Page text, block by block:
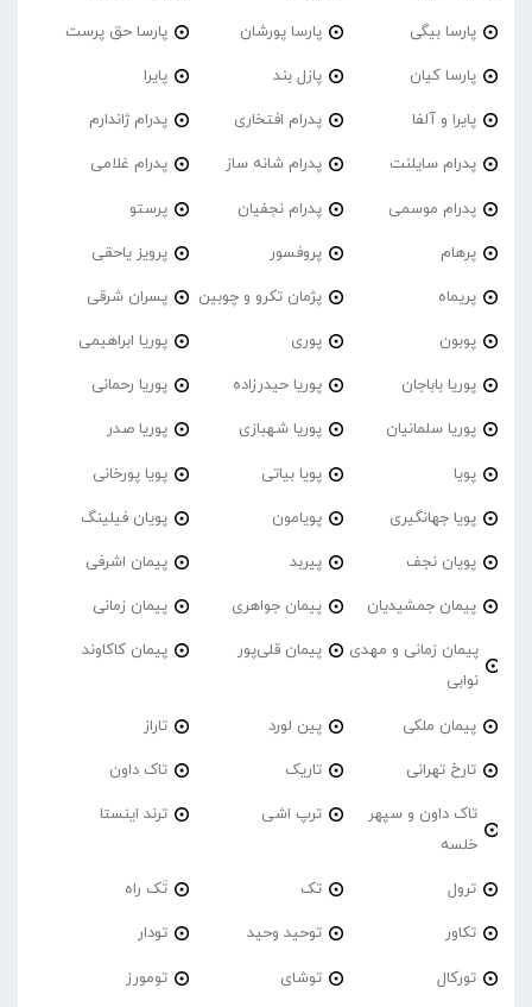
پارسا بیگی پارسا پورشان پارسا حق پرست
پارسا کیان پازل بند پایرا
پایرا و آلفا پدرام افتخاری پدرام ژاندارم
پدرام‌ سایلنت پدرام شانه ساز پدرام غلامی
پدرام موسمی پدرام نجفیان پرستو
پرهام پروفسور پرویز یاحقی
پریماه پژمان تکرو و چوبین پسران شرقی
پوبون پوری پوریا ابراهیمی
پوریا باباجان پوریا حیدرزاده پوریا رحمانی
پوریا سلمانیان پوریا شهبازی پوریا صدر
پویا پویا بیاتی پویا پورخانی
پویا جهانگیری پویامون پویان فیلینگ
پویان نجف پیربد پیمان اشرفی
پیمان جمشیدیان پیمان جواهری پیمان زمانی
پیمان زمانی و مهدی
نوابی
پیمان قلی‌پور پیمان کاکاوند
پیمان ملکی پین لورد تاراز
تارخ تهرانی تاریک تاک داون
تاک داون و سپهر
خلسه
ترپ اشی ترند اینستا
ترول تک تَک راه
تکاور توحید وحید تودار
تورکال توشای تومورز